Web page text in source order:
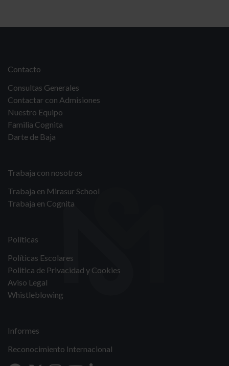
Contacto
Consultas Generales
Contactar con Admisiones
Nuestro Equipo
Familia Cognita
Darte de Baja
Trabaja con nosotros
Trabaja en Mirasur School
Trabaja en Cognita
Políticas
Políticas Escolares
Politica de Privacidad y Cookies
Aviso Legal
Whistleblowing
Informes
Reconocimiento Internacional